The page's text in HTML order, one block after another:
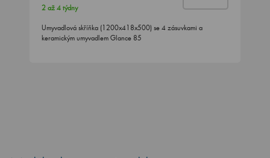
2 až 4 týdny
Umyvadlová skříňka (1200x418x500) se 4 zásuvkami a
keramickým umyvadlem Glance 85